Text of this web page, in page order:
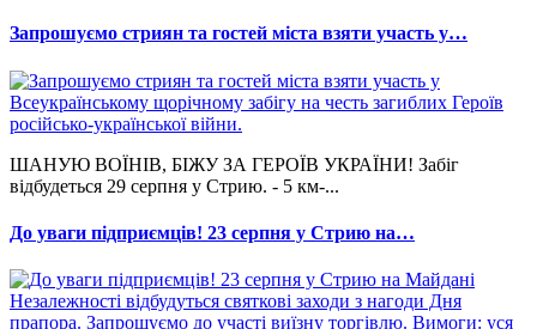
Запрошуємо стриян та гостей міста взяти участь у…
ШАНУЮ ВОЇНІВ, БІЖУ ЗА ГЕРОЇВ УКРАЇНИ! Забіг
відбудеться 29 серпня у Стрию. - 5 км-...
До уваги підприємців! 23 серпня у Стрию на…